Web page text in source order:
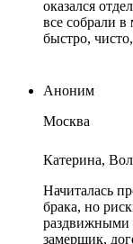
оказался
все собрали
быстро,
Аноним
Москва
Катерина,
Начиталась
брака, но
раздвижными
замерщик,